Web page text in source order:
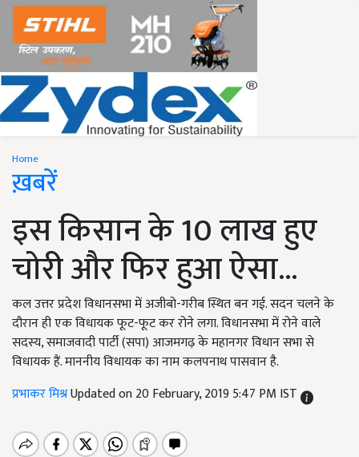
Home
ख़बरें
इस किसान के 10 लाख हुए
चोरी और फिर हुआ ऐसा...
कल उत्तर प्रदेश विधानसभा में अजीबो-गरीब स्थित बन गई. सदन चलने के
दौरान ही एक विधायक फूट-फूट कर रोने लगा. विधानसभा में रोने वाले
सदस्य, समाजवादी पार्टी (सपा) आजमगढ़ के महानगर विधान सभा से
विधायक हैं. माननीय विधायक का नाम कलपनाथ पासवान है.
प्रभाकर मिश्रUpdated on 20 February, 2019 5:47 PM IST